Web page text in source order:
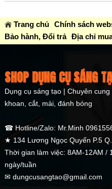
Trang chủ Chính sách
Bảo hành, Đổi trả Địa chỉ
SHOP DỤNG CỤ SÁNG
Dụng cụ sáng tạo | Chuyên
khoan, cắt, mài, đánh bóng
☎ Hotline/Zalo: Mr.Minh
★ 134 Lương Ngọc Quyến P.5
Thời gian làm việc: 8AM-12AM /
ngày/tuần
✉ dungcusangtao@gmail.com